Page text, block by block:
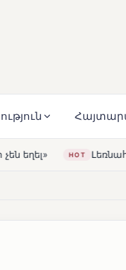
Ստեփանոս